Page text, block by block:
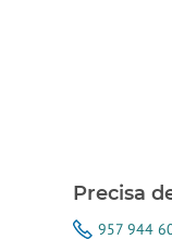
Precisa
957 944